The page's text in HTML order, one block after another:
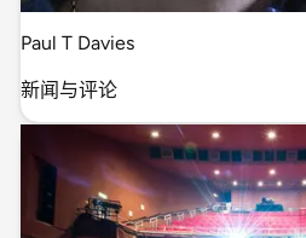
Paul T Davies
新闻与评论